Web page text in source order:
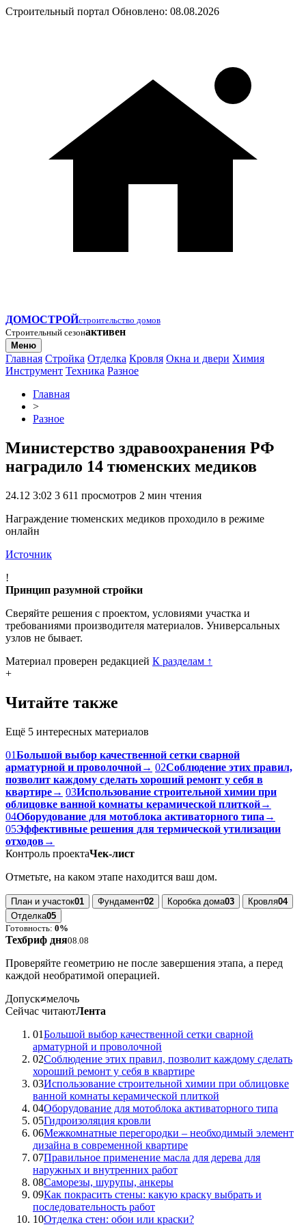
Строительный портал Обновлено: 08.08.2026
ДОМОСТРОЙстроительство домов
Строительный сезонактивен
Меню
Главная Стройка Отделка Кровля Окна и двери Химия
Инструмент Техника Разное
Главная
>
Разное
Министерство здравоохранения РФ
наградило 14 тюменских медиков
24.12 3:02 3 611 просмотров 2 мин чтения
Награждение тюменских медиков проходило в режиме
онлайн
Источник
!
Принцип разумной стройки
Сверяйте решения с проектом, условиями участка и
требованиями производителя материалов. Универсальных
узлов не бывает.
Материал проверен редакцией К разделам ↑
+
Читайте также
Ещё 5 интересных материалов
01Большой выбор качественной сетки сварной
арматурной и проволочной→ 02Соблюдение этих правил,
позволит каждому сделать хороший ремонт у себя в
квартире→ 03Использование строительной химии при
облицовке ванной комнаты керамической плиткой→
04Оборудование для мотоблока активаторного типа →
05Эффективные решения для термической утилизации
отходов→
Контроль проектаЧек-лист
Отметьте, на каком этапе находится ваш дом.
План и участок01 Фундамент02 Коробка дома03 Кровля04
Отделка05
Готовность: 0%
Техбриф дня08.08
Проверяйте геометрию не после завершения этапа, а перед
каждой необратимой операцией.
Допуск≠мелочь
Сейчас читаютЛента
01Большой выбор качественной сетки сварной
арматурной и проволочной
02Соблюдение этих правил, позволит каждому сделать
хороший ремонт у себя в квартире
03Использование строительной химии при облицовке
ванной комнаты керамической плиткой
04Оборудование для мотоблока активаторного типа
05Гидроизоляция кровли
06Межкомнатные перегородки – необходимый элемент
дизайна в современной квартире
07Правильное применение масла для дерева для
наружных и внутренних работ
08Саморезы, шурупы, анкеры
09Как покрасить стены: какую краску выбрать и
последовательность работ
10Отделка стен: обои или краски?